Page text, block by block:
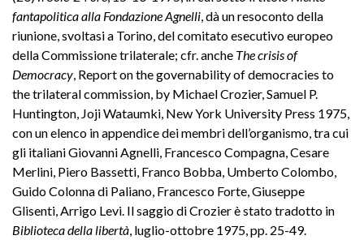
fantapolitica alla Fondazione Agnelli , dà un resoconto della
riunione, svoltasi a Torino, del comitato esecutivo europeo
della Commissione trilaterale; cfr. anche The crisis of
Democracy , Report on the governability of democracies to
the trilateral commission, by Michael Crozier, Samuel P.
Huntington, Joji Wataumki, New York University Press 1975,
con un elenco in appendice dei membri dell’organismo, tra cui
gli italiani Giovanni Agnelli, Francesco Compagna, Cesare
Merlini, Piero Bassetti, Franco Bobba, Umberto Colombo,
Guido Colonna di Paliano, Francesco Forte, Giuseppe
Glisenti, Arrigo Levi. Il saggio di Crozier è stato tradotto in
Biblioteca della libertà , luglio-ottobre 1975, pp. 25-49.